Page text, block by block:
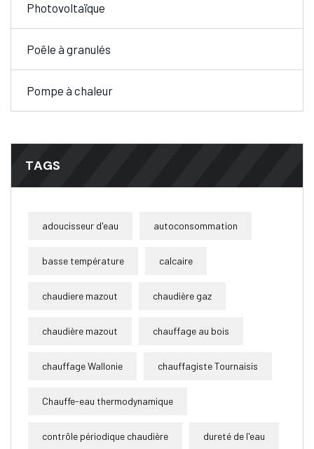
Photovoltaïque
Poêle à granulés
Pompe à chaleur
TAGS
adoucisseur d'eau autoconsommation
basse température calcaire
chaudiere mazout chaudière gaz
chaudière mazout chauffage au bois
chauffage Wallonie chauffagiste Tournaisis
Chauffe-eau thermodynamique
contrôle périodique chaudière dureté de l'eau